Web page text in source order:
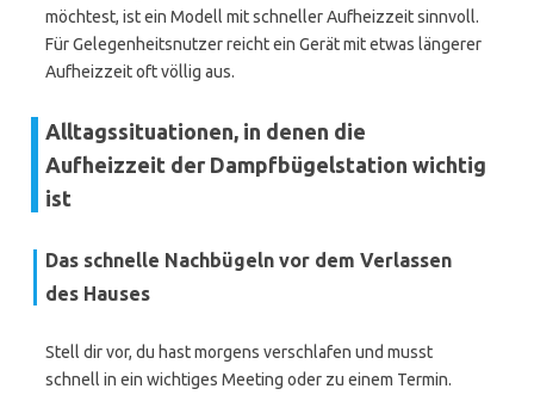
möchtest, ist ein Modell mit schneller Aufheizzeit sinnvoll.
Für Gelegenheitsnutzer reicht ein Gerät mit etwas längerer
Aufheizzeit oft völlig aus.
Alltagssituationen, in denen die
Aufheizzeit der Dampfbügelstation wichtig
ist
Das schnelle Nachbügeln vor dem Verlassen
des Hauses
Stell dir vor, du hast morgens verschlafen und musst
schnell in ein wichtiges Meeting oder zu einem Termin.